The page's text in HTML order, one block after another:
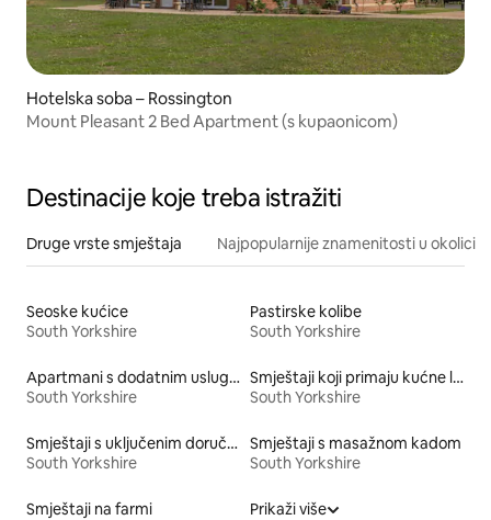
Hotelska soba – Rossington
Mount Pleasant 2 Bed Apartment (s kupaonicom)
Destinacije koje treba istražiti
Druge vrste smještaja Najpopularnije znamenitosti u okolici
Seoske kućice
South Yorkshire
Pastirske kolibe
South Yorkshire
Apartmani s dodatnim uslugama
South Yorkshire
Smještaji koji primaju kućne ljubimce
South Yorkshire
Smještaji s uključenim doručkom
South Yorkshire
Smještaji s masažnom kadom
South Yorkshire
Smještaji na farmi
Prikaži više